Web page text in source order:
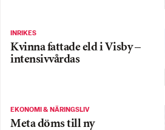
INRIKES
Kvinna fattade eld i Visby –
intensivvårdas
EKONOMI & NÄRINGSLIV
Meta döms till ny